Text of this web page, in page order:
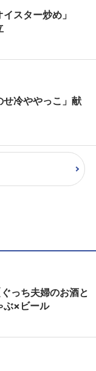
スター炒め」
せ冷ややっこ」献
っち夫婦のお酒と
ぶ×ビール